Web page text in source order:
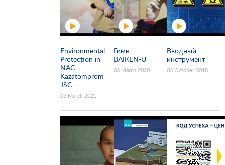
Environmental
Protection in
NAC
Kazatomprom
JSC
03 March 2021
Гимн
BAIKEN-U
03 March 2020
Вводный
инструмент
03 October 2018